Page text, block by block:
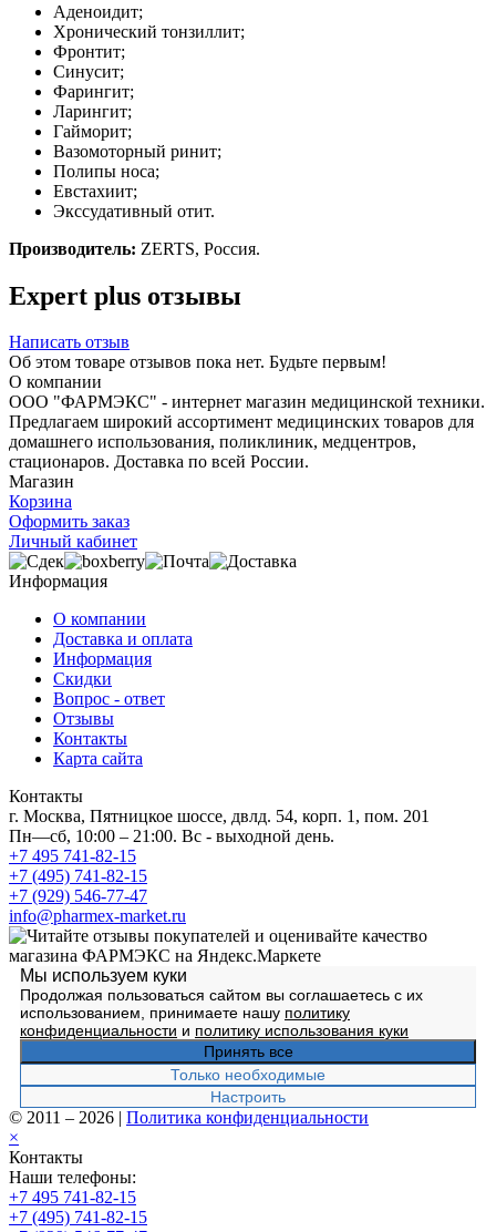
Аденоидит;
Хронический тонзиллит;
Фронтит;
Синусит;
Фарингит;
Ларингит;
Гайморит;
Вазомоторный ринит;
Полипы носа;
Евстахиит;
Экссудативный отит.
Производитель: ZERTS, Россия.
Expert plus отзывы
Написать отзыв
Об этом товаре отзывов пока нет. Будьте первым!
О компании
ООО "ФАРМЭКС" - интернет магазин медицинской техники.
Предлагаем широкий ассортимент медицинских товаров для
домашнего использования, поликлиник, медцентров,
стационаров. Доставка по всей России.
Магазин
Корзина
Оформить заказ
Личный кабинет
Информация
О компании
Доставка и оплата
Информация
Скидки
Вопрос - ответ
Отзывы
Контакты
Карта сайта
Контакты
г. Москва, Пятницкое шоссе, двлд. 54, корп. 1, пом. 201
Пн—сб, 10:00 – 21:00. Вс - выходной день.
+7 495 741-82-15
+7 (495) 741-82-15
+7 (929) 546-77-47
info@pharmex-market.ru
Мы используем куки
Продолжая пользоваться сайтом вы соглашаетесь с их
использованием, принимаете нашу политику
конфиденциальности и политику использования куки
Принять все
Только необходимые
Настроить
© 2011 – 2026 | Политика конфиденциальности
×
Контакты
Наши телефоны:
+7 495 741-82-15
+7 (495) 741-82-15